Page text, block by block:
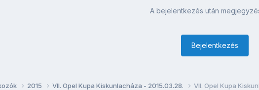
A bejelentkezés után
Bejelentkezés
2015 VII. Opel Kupa Kiskunlacháza - 2015.03.28. VII. Opel Kupa